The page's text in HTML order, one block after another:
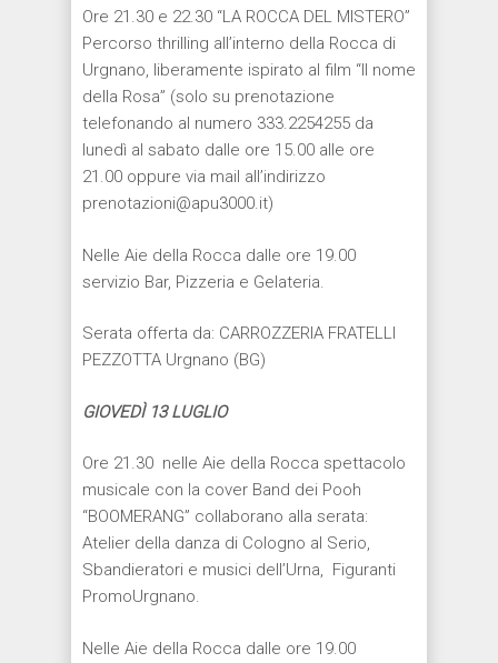
Ore 21.30 e 22.30 “LA ROCCA DEL MISTERO”
Percorso thrilling all’interno della Rocca di
Urgnano, liberamente ispirato al film “Il nome
della Rosa” (solo su prenotazione
telefonando al numero 333.2254255 da
lunedì al sabato dalle ore 15.00 alle ore
21.00 oppure via mail all’indirizzo
prenotazioni@apu3000.it)
Nelle Aie della Rocca dalle ore 19.00
servizio Bar, Pizzeria e Gelateria.
Serata offerta da: CARROZZERIA FRATELLI
PEZZOTTA Urgnano (BG)
GIOVEDÌ13 LUGLIO
Ore 21.30 nelle Aie della Rocca spettacolo
musicale con la cover Band dei Pooh
“BOOMERANG” collaborano alla serata:
Atelier della danza di Cologno al Serio,
Sbandieratori e musici dell’Urna, Figuranti
PromoUrgnano.
Nelle Aie della Rocca dalle ore 19.00